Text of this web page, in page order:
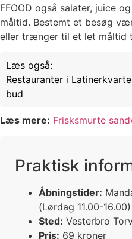
FFOOD også salater, juice
måltid. Bestemt et besøg
eller trænger til et let måltid
Læs også:
Restauranter i
bud
Læs mere: Frisksmurte
Praktisk
Åbningstider:
(Lørdag 11.00-16.00)
Sted: Vesterbro
Pris: 69 kroner